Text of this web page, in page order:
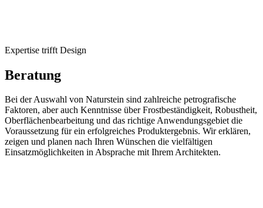
Expertise trifft Design
Beratung
Bei der Auswahl von Naturstein sind zahlreiche petrografische
Faktoren, aber auch Kenntnisse über Frostbeständigkeit, Robustheit,
Oberflächenbearbeitung und das richtige Anwendungsgebiet die
Voraussetzung für ein erfolgreiches Produktergebnis. Wir erklären,
zeigen und planen nach Ihren Wünschen die vielfältigen
Einsatzmöglichkeiten in Absprache mit Ihrem Architekten.